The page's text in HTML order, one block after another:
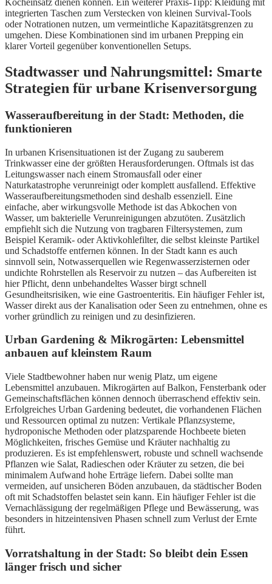
Kocheinsatz dienen können. Ein weiterer Praxis-Tipp: Kleidung mit
integrierten Taschen zum Verstecken von kleinen Survival-Tools
oder Notrationen nutzen, um vermeintliche Kapazitätsgrenzen zu
umgehen. Diese Kombinationen sind im urbanen Prepping ein
klarer Vorteil gegenüber konventionellen Setups.
Stadtwasser und Nahrungsmittel: Smarte
Strategien für urbane Krisenversorgung
Wasseraufbereitung in der Stadt: Methoden, die
funktionieren
In urbanen Krisensituationen ist der Zugang zu sauberem
Trinkwasser eine der größten Herausforderungen. Oftmals ist das
Leitungswasser nach einem Stromausfall oder einer
Naturkatastrophe verunreinigt oder komplett ausfallend. Effektive
Wasseraufbereitungsmethoden sind deshalb essenziell. Eine
einfache, aber wirkungsvolle Methode ist das Abkochen von
Wasser, um bakterielle Verunreinigungen abzutöten. Zusätzlich
empfiehlt sich die Nutzung von tragbaren Filtersystemen, zum
Beispiel Keramik- oder Aktivkohlefilter, die selbst kleinste Partikel
und Schadstoffe entfernen können. In der Stadt kann es auch
sinnvoll sein, Notwasserquellen wie Regenwasserzisternen oder
undichte Rohrstellen als Reservoir zu nutzen – das Aufbereiten ist
hier Pflicht, denn unbehandeltes Wasser birgt schnell
Gesundheitsrisiken, wie eine Gastroenteritis. Ein häufiger Fehler ist,
Wasser direkt aus der Kanalisation oder Seen zu entnehmen, ohne es
vorher gründlich zu reinigen und zu desinfizieren.
Urban Gardening & Mikrogärten: Lebensmittel
anbauen auf kleinstem Raum
Viele Stadtbewohner haben nur wenig Platz, um eigene
Lebensmittel anzubauen. Mikrogärten auf Balkon, Fensterbank oder
Gemeinschaftsflächen können dennoch überraschend effektiv sein.
Erfolgreiches Urban Gardening bedeutet, die vorhandenen Flächen
und Ressourcen optimal zu nutzen: Vertikale Pflanzsysteme,
hydroponische Methoden oder platzsparende Hochbeete bieten
Möglichkeiten, frisches Gemüse und Kräuter nachhaltig zu
produzieren. Es ist empfehlenswert, robuste und schnell wachsende
Pflanzen wie Salat, Radieschen oder Kräuter zu setzen, die bei
minimalem Aufwand hohe Erträge liefern. Dabei sollte man
vermeiden, auf unsicheren Böden anzubauen, da städtischer Boden
oft mit Schadstoffen belastet sein kann. Ein häufiger Fehler ist die
Vernachlässigung der regelmäßigen Pflege und Bewässerung, was
besonders in hitzeintensiven Phasen schnell zum Verlust der Ernte
führt.
Vorratshaltung in der Stadt: So bleibt dein Essen
länger frisch und sicher